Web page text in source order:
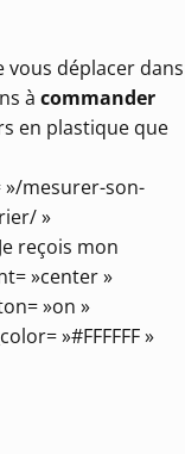
vous déplacer dans
à commander
en plastique que
mesurer-son-
»
reçois mon
»center »
»on »
»#FFFFFF »